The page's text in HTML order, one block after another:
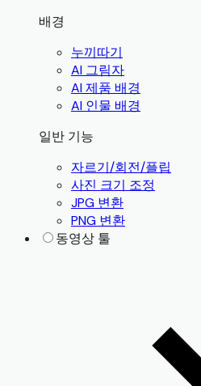
배경
누끼따기
AI 그림자
AI 제품 배경
AI 인물 배경
일반 기능
자르기/회전/플립
사진 크기 조정
JPG 변환
PNG 변환
동영상 툴